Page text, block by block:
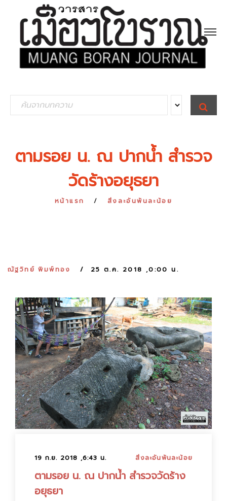
e
S
E
A
ตามรอย น. ณ ปากน้ำ สำรวจ
วัดร้างอยุธยา
หน้าแรก สิ่งละอันพันละน้อย
ณัฐวิทย์ พิมพ์ทอง 25 ต.ค. 2018 ,0:00 น.
19 ก.ย. 2018 ,6:43 น. สิ่งละอันพันละน้อย
ตามรอย น. ณ ปากน้ำ สำรวจวัดร้าง
อยุธยา